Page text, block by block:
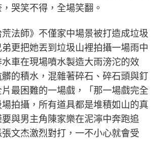
哭笑不得，全場笑翻。
法師》不僅家中場景被打造成垃圾
更把她丟到垃圾山裡拍攝一場雨中
車在現場噴水製造大雨滂沱的效
的積水，混雜著碎石、碎石頭與釘
最困難的一場戲，「那一場戲完全
拍攝，所有道具都是堆積如山的真
與男主角陳家樂在泥濘中奔跑追
文杰激烈對打，一不小心就會受